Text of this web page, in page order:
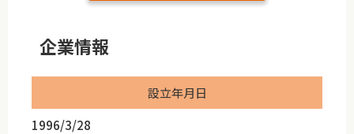
企業情報
設立年月日
1996/3/28